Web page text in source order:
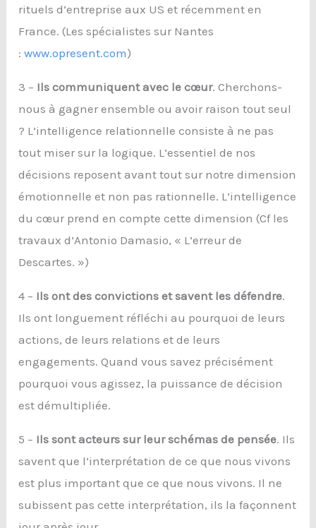
rituels d’entreprise aux US et récemment en
France. (Les spécialistes sur Nantes
:www.opresent.com)
3 – Ils communiquent avec le cœur. Cherchons-
nous à gagner ensemble ou avoir raison tout seul
? L’intelligence relationnelle consiste à ne pas
tout miser sur la logique. L’essentiel de nos
décisions reposent avant tout sur notre dimension
émotionnelle et non pas rationnelle. L’intelligence
du cœur prend en compte cette dimension (Cf les
travaux d’Antonio Damasio, « L’erreur de
Descartes. »)
4 – Ils ont des convictions et savent les défendre.
Ils ont longuement réfléchi au pourquoi de leurs
actions, de leurs relations et de leurs
engagements. Quand vous savez précisément
pourquoi vous agissez, la puissance de décision
est démultipliée.
5 – Ils sont acteurs sur leur schémas de pensée. Ils
savent que l’interprétation de ce que nous vivons
est plus important que ce que nous vivons. Il ne
subissent pas cette interprétation, ils la façonnent